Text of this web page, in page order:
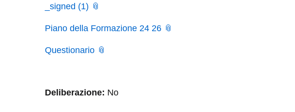
_signed (1)
Piano della Formazione 24 26
Questionario
Deliberazione: No